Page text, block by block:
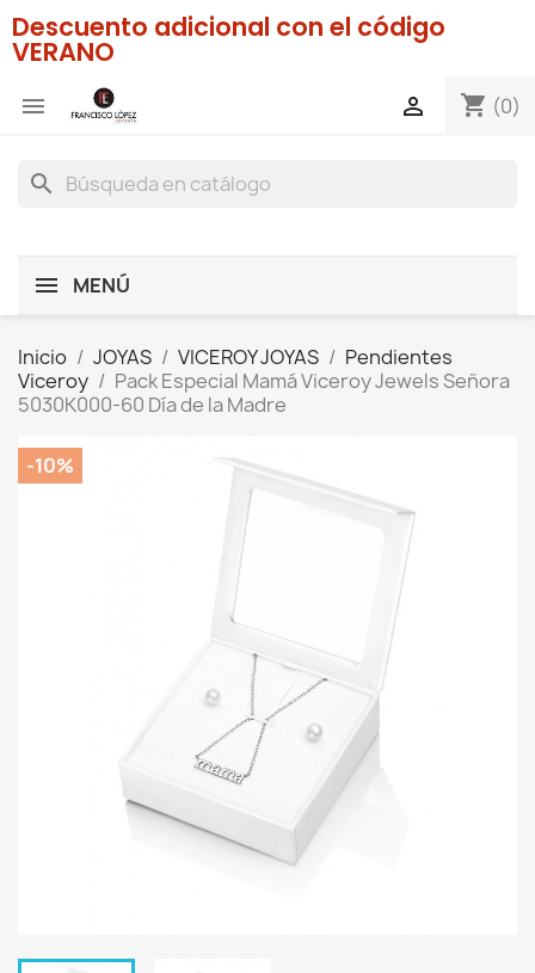
Descuento adicional con el código
VERANO
 shopping_cart (0)

search
MENÚ
Inicio JOYAS VICEROY JOYAS
Pendientes
Viceroy
Pack Especial Mamá Viceroy Jewels Señora
5030K000-60 Día de la Madre
-10%